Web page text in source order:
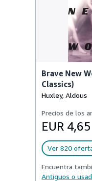
Brave New
Classics)
Huxley, Aldous
Precios de los
EUR 4,65
Ver 820
Encuentra
Antiguos o